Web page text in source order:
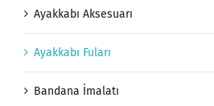
Ayakkabı Aksesuarı
Ayakkabı Fuları
Bandana İmalatı